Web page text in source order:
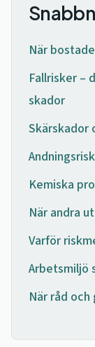
När
Fallrisker –
skador
Skärskador
Kemiska
När andra
Varför
Arbetsmiljö
När råd